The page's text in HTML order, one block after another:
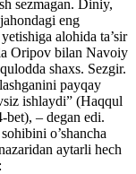
sezmagan. Diniy,
eng
alohida ta’sir
Oripov bilan Navoiy
shaxs. Sezgir.
payqay
ishlaydi” (Haqqul
– degan edi.
o’shancha
aytarli hech